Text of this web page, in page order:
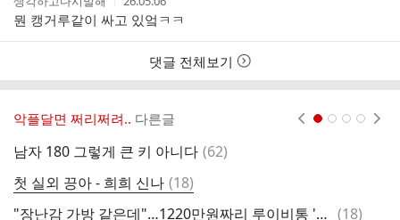
성
자
성
시
간
뭔 캥거루같이 싸고 있엌ㅋㅋ
댓글 전체보기
악플달면 쩌리쩌려.. 다른글
남자 180 그렇게 큰 키 아니다 댓
(62)
첫 실외 끙아 - 희희 신나 댓
글
(18)
"장난감 가방 같은데"…1220만원짜리 루이비통 '시바 백' 출시에 갑론을박 댓
(18)